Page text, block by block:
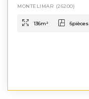
MONTELIMAR (26200)
136m² 6pièces